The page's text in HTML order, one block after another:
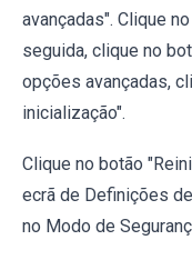
avançadas". Clique
seguida, clique no
opções avançadas,
inicialização".
Clique no botão
ecrã de Definições
no Modo de